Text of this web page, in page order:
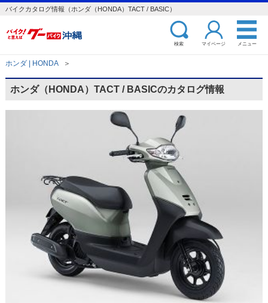
バイクカタログ情報（ホンダ（HONDA）TACT / BASIC）
検索 マイページ メニュー
ホンダ | HONDA ＞
ホンダ（HONDA）TACT / BASICのカタログ情報